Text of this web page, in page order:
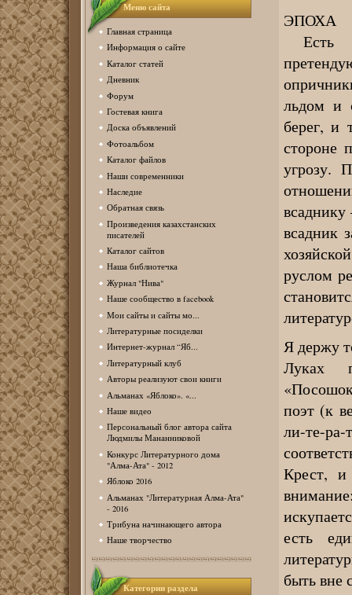
Меню сайта
Главная страница
Информация о сайте
Каталог статей
Дневник
Форум
Гостевая книга
Доска объявлений
Фотоальбом
Каталог файлов
Наши современники
Наследие
Обратная связь
Произведения казахстанских
писателей
Каталог сайтов
Наша библиотечка
Журнал "Нива"
Наше сообщество в facebook
Мои сайты и сайты мо...
Литературные посиделки
Интернет-журнал “Яб...
Литературный клуб
Авторы реализуют свои книги
Альманах «Яблоко». «...
Наше видео
Персональный блог автора сайта
Людмилы Мананниковой
Конкурс Литературного дома
"Алма-Ата" - 2012
Яблоко 2016
Альманах "Литературная Алма-Ата"
- 2016
Трибуна начинающего автора
Наше творчество
Категории раздела
ЭПОХА
Есть
льдом и
берег, и
стороне
угрозу.
всадник
руслом
Я держу
Луках
поэт (к
ли-те-
Крест,
есть
быть вне